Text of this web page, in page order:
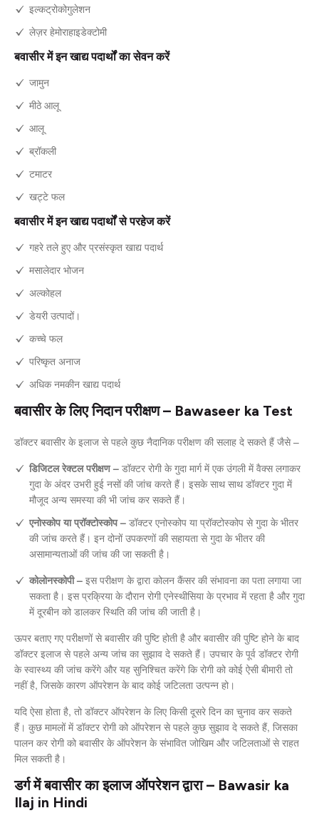
इल्कट्रोकोगुलेशन
लेज़र हेमोराहाइडेक्टोमी
बवासीर में इन खाद्य पदार्थों का सेवन करें
जामुन
मीठे आलू
आलू
ब्रॉकली
टमाटर
खट्टे फल
बवासीर में इन खाद्य पदार्थों से परहेज करें
गहरे तले हुए और प्रसंस्कृत खाद्य पदार्थ
मसालेदार भोजन
अल्कोहल
डेयरी उत्पादों।
कच्चे फल
परिष्कृत अनाज
अधिक नमकीन खाद्य पदार्थ
बवासीर के लिए निदान परीक्षण – Bawaseer ka Test
डॉक्टर बवासीर के इलाज से पहले कुछ नैदानिक परीक्षण की सलाह दे सकते हैं जैसे –
डिजिटल रेक्टल परीक्षण – डॉक्टर रोगी के गुदा मार्ग में एक उंगली में वैक्स लगाकर
गुदा के अंदर उभरी हुई नसों की जांच करते हैं। इसके साथ साथ डॉक्टर गुदा में
मौजूद अन्य समस्या की भी जांच कर सकते हैं।
एनोस्कोप या प्रॉक्टोस्कोप – डॉक्टर एनोस्कोप या प्रॉक्टोस्कोप से गुदा के भीतर
की जांच करते हैं। इन दोनों उपकरणों की सहायता से गुदा के भीतर की
असामान्यताओं की जांच की जा सकती है।
कोलोनस्कोपी – इस परीक्षण के द्वारा कोलन कैंसर की संभावना का पता लगाया जा
सकता है। इस प्रक्रिया के दौरान रोगी एनेस्थीसिया के प्रभाव में रहता है और गुदा
में दूरबीन को डालकर स्थिति की जांच की जाती है।
ऊपर बताए गए परीक्षणों से बवासीर की पुष्टि होती है और बवासीर की पुष्टि होने के बाद
डॉक्टर इलाज से पहले अन्य जांच का सुझाव दे सकते हैं। उपचार के पूर्व डॉक्टर रोगी
के स्वास्थ्य की जांच करेंगे और यह सुनिश्चित करेंगे कि रोगी को कोई ऐसी बीमारी तो
नहीं है, जिसके कारण ऑपरेशन के बाद कोई जटिलता उत्पन्न हो।
यदि ऐसा होता है, तो डॉक्टर ऑपरेशन के लिए किसी दूसरे दिन का चुनाव कर सकते
हैं। कुछ मामलों में डॉक्टर रोगी को ऑपरेशन से पहले कुछ सुझाव दे सकते हैं, जिसका
पालन कर रोगी को बवासीर के ऑपरेशन के संभावित जोखिम और जटिलताओं से राहत
मिल सकती है।
डर्ग में बवासीर का इलाज ऑपरेशन द्वारा – Bawasir ka
Ilaj in Hindi